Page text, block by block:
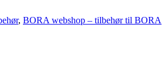
, BORA webshop – tilbehør til BORA